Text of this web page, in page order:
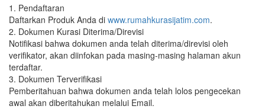
1. Pendaftaran
Daftarkan Produk Anda di www.rumahkurasijatim.com.
2. Dokumen Kurasi Diterima/Direvisi
Notifikasi bahwa dokumen anda telah diterima/direvisi oleh
verifikator, akan diinfokan pada masing-masing halaman akun
terdaftar.
3. Dokumen Terverifikasi
Pemberitahuan bahwa dokumen anda telah lolos pengecekan
awal akan diberitahukan melalui Email.